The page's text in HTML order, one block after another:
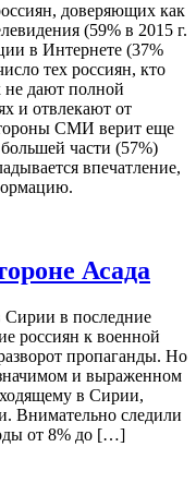
доверяющих как
(59% в 2015 г.
в Интернете (37%
тех россиян, кто
не дают полной
и отвлекают от
СМИ верит еще
части (57%)
впечатление,
Асада
Сирии в последние
россиян к военной
пропаганды. Но
и выраженном
в Сирии,
Внимательно следили
от 8% до […]